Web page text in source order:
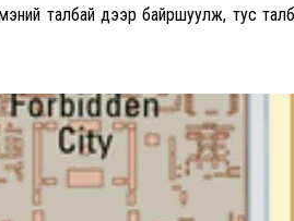
талбай дээр байршуулж, тус